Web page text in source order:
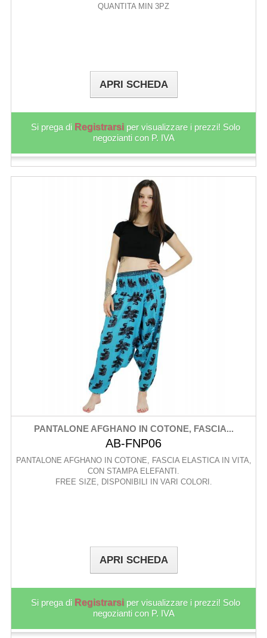
QUANTITA MIN 3PZ
APRI SCHEDA
Si prega di Registrarsi per visualizzare i prezzi! Solo
negozianti con P. IVA
PANTALONE AFGHANO IN COTONE, FASCIA...
AB-FNP06
PANTALONE AFGHANO IN COTONE, FASCIA ELASTICA IN VITA,
CON STAMPA ELEFANTI.
FREE SIZE, DISPONIBILI IN VARI COLORI.
APRI SCHEDA
Si prega di Registrarsi per visualizzare i prezzi! Solo
negozianti con P. IVA